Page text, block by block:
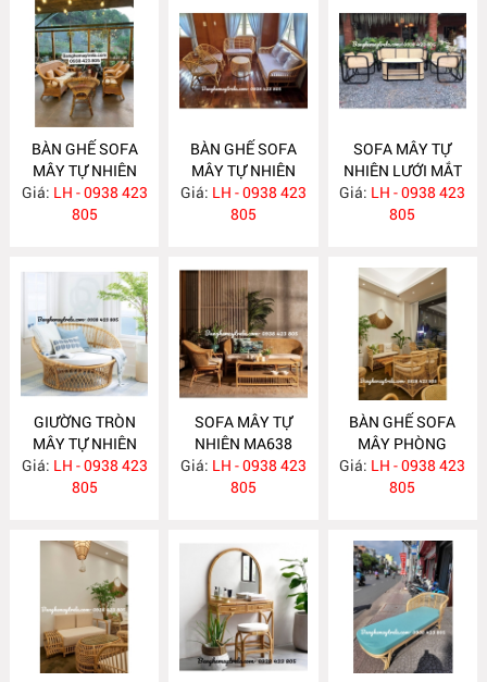
BÀN GHẾ SOFA
MÂY TỰ NHIÊN
MA663
Giá: LH - 0938 423
805
BÀN GHẾ SOFA
MÂY TỰ NHIÊN
MA657
Giá: LH - 0938 423
805
SOFA MÂY TỰ
NHIÊN LƯỚI MẮT
CÁO MA656
Giá: LH - 0938 423
805
GIƯỜNG TRÒN
MÂY TỰ NHIÊN
MA652
Giá: LH - 0938 423
805
SOFA MÂY TỰ
NHIÊN MA638
Giá: LH - 0938 423
805
BÀN GHẾ SOFA
MÂY PHÒNG
KHÁCH HIỆN ĐẠI
MA637
Giá: LH - 0938 423
805